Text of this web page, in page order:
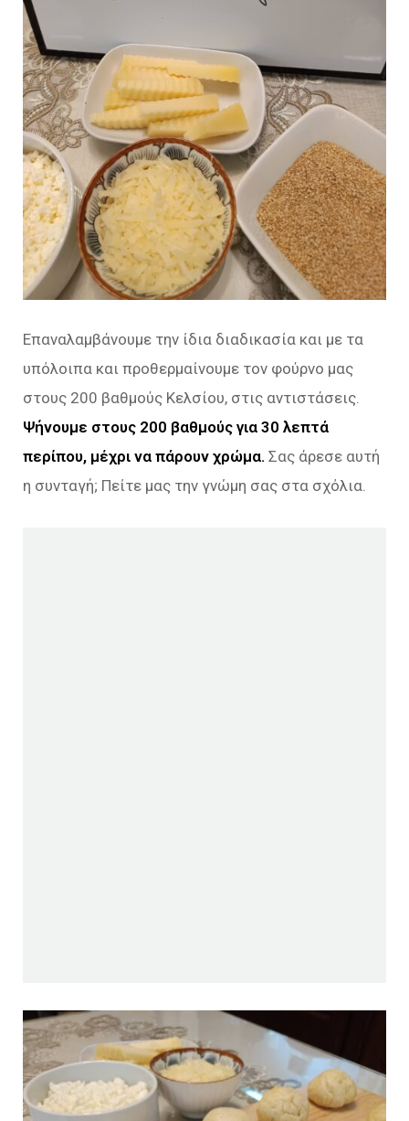
Επαναλαμβάνουμε την ίδια διαδικασία και με τα
υπόλοιπα και προθερμαίνουμε τον φούρνο μας
στους 200 βαθμούς Κελσίου, στις αντιστάσεις.
Ψήνουμε στους 200 βαθμούς για 30 λεπτά
περίπου, μέχρι να πάρουν χρώμα. Σας άρεσε αυτή
η συνταγή; Πείτε μας την γνώμη σας στα σχόλια.